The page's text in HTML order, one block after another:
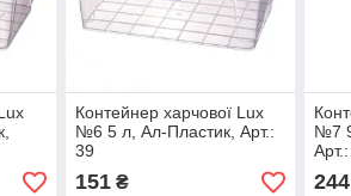
Контейнер харчової Lux
№6 5 л, Ал-Пластик, Арт.:
39
151₴
№7
244